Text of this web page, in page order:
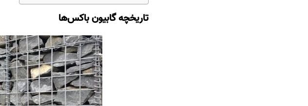
تاریخچه گابیون باکس‌ها